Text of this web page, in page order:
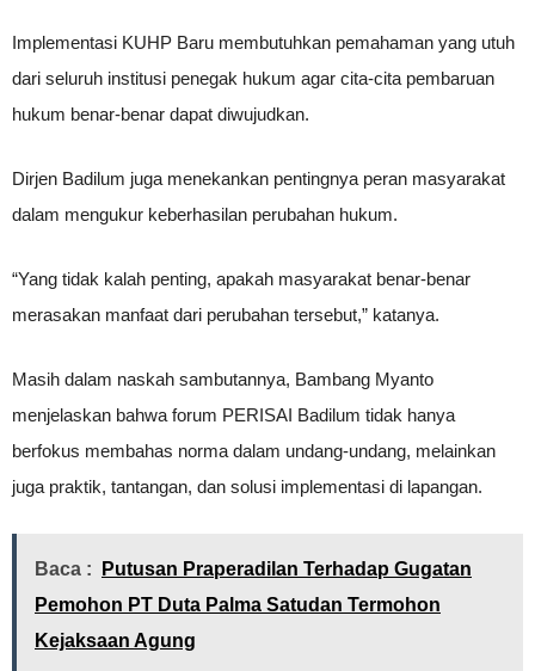
Implementasi KUHP Baru membutuhkan pemahaman yang utuh
dari seluruh institusi penegak hukum agar cita-cita pembaruan
hukum benar-benar dapat diwujudkan.
Dirjen Badilum juga menekankan pentingnya peran masyarakat
dalam mengukur keberhasilan perubahan hukum.
“Yang tidak kalah penting, apakah masyarakat benar-benar
merasakan manfaat dari perubahan tersebut,” katanya.
Masih dalam naskah sambutannya, Bambang Myanto
menjelaskan bahwa forum PERISAI Badilum tidak hanya
berfokus membahas norma dalam undang-undang, melainkan
juga praktik, tantangan, dan solusi implementasi di lapangan.
Baca :
Putusan Praperadilan Terhadap Gugatan
Pemohon PT Duta Palma Satudan Termohon
Kejaksaan Agung